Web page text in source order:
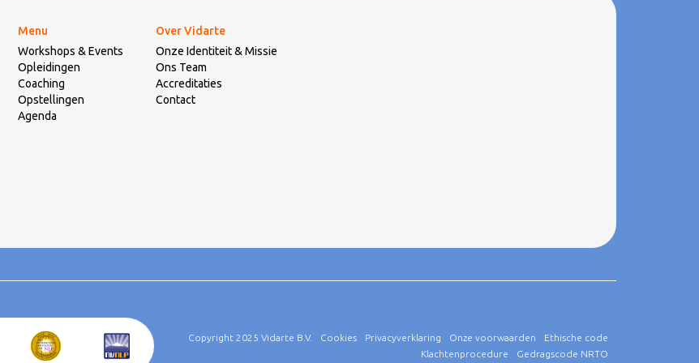
Menu
Workshops & Events
Opleidingen
Coaching
Opstellingen
Agenda
Over Vidarte
Onze Identiteit & Missie
Ons Team
Accreditaties
Contact
Copyright 2025 Vidarte B.V. Cookies Privacyverklaring Onze voorwaarden
Ethische code
Klachtenprocedure
Gedragscode NRTO